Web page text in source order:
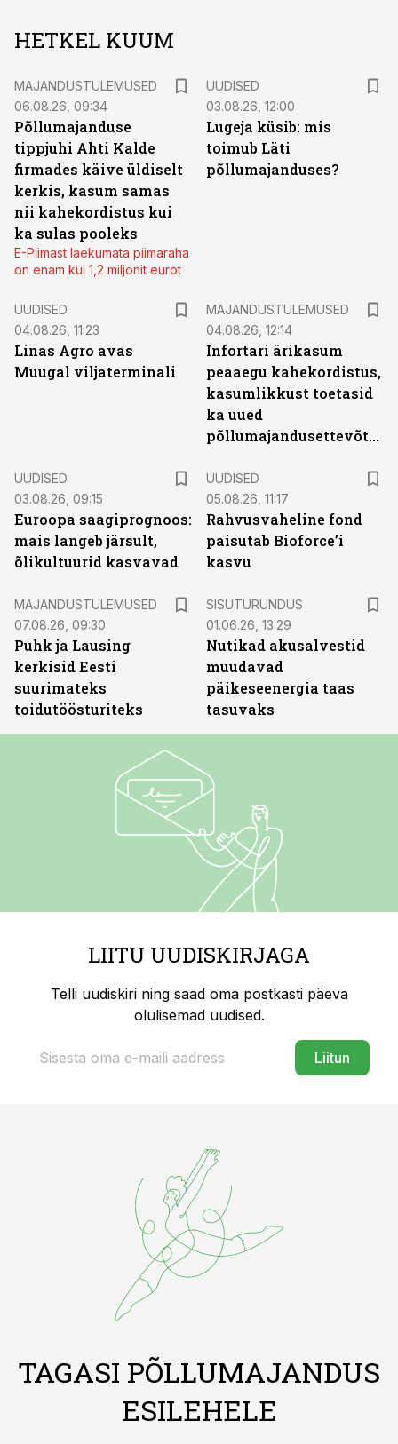
HETKEL KUUM
MAJANDUSTULEMUSED
06.08.26, 09:34
Põllumajanduse
tippjuhi Ahti Kalde
firmades käive üldiselt
kerkis, kasum samas
nii kahekordistus kui
ka sulas pooleks
E-Piimast laekumata piimaraha
on enam kui 1,2 miljonit eurot
UUDISED
03.08.26, 12:00
Lugeja küsib: mis
toimub Läti
põllumajanduses?
UUDISED
04.08.26, 11:23
Linas Agro avas
Muugal viljaterminali
MAJANDUSTULEMUSED
04.08.26, 12:14
Infortari ärikasum
peaaegu kahekordistus,
kasumlikkust toetasid
ka uued
põllumajandusettevõtted
UUDISED
03.08.26, 09:15
Euroopa saagiprognoos:
mais langeb järsult,
õlikultuurid kasvavad
UUDISED
05.08.26, 11:17
Rahvusvaheline fond
paisutab Bioforce’i
kasvu
MAJANDUSTULEMUSED
07.08.26, 09:30
Puhk ja Lausing
kerkisid Eesti
suurimateks
toidutöösturiteks
SISUTURUNDUS
01.06.26, 13:29
Nutikad akusalvestid
muudavad
päikeseenergia taas
tasuvaks
LIITU UUDISKIRJAGA
Telli uudiskiri ning saad oma postkasti päeva
olulisemad uudised.
Liitun
TAGASI PÕLLUMAJANDUS
ESILEHELE